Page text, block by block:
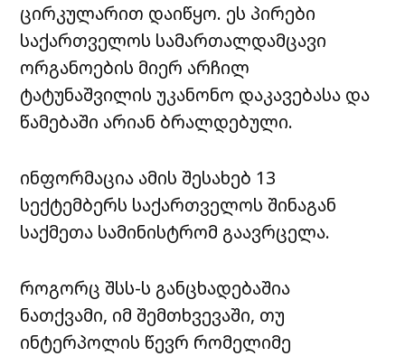
ცირკულარით დაიწყო. ეს პირები
საქართველოს სამართალდამცავი
ორგანოების მიერ არჩილ
ტატუნაშვილის უკანონო დაკავებასა და
წამებაში არიან ბრალდებული.
ინფორმაცია ამის შესახებ 13
სექტემბერს საქართველოს შინაგან
საქმეთა სამინისტრომ გაავრცელა.
როგორც შსს-ს განცხადებაშია
ნათქვამი, იმ შემთხვევაში, თუ
ინტერპოლის წევრ რომელიმე